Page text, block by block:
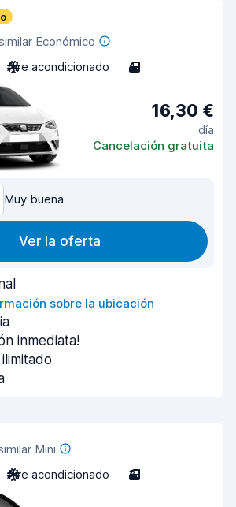
Económico
Aire acondicionado 4
16,30 €
día
Cancelación gratuita
Muy buena
Ver la oferta
sobre la ubicación
inmediata!
Mini
Aire acondicionado 3